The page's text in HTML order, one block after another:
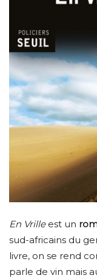
En Vrilleest un
sud-africains du
livre, on se rend
parle de vin mais